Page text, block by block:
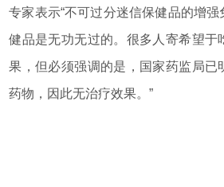
专家表示“不可过分迷信保健品的增
健品是无功无过的。很多人寄希望于
果，但必须强调的是，国家药监局已
药物，因此无治疗效果。”